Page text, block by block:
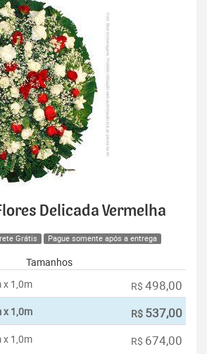
Delicada Vermelha
Grátis Pague somente após a entrega
Tamanhos
x 1,0m
R$ 498,00
x 1,0m R$ 537,00
x 1,0m R$ 674,00